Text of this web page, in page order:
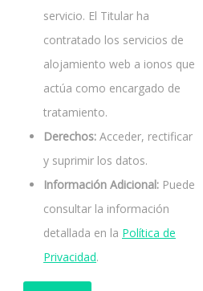
servicio. El Titular ha
contratado los servicios de
alojamiento web a ionos que
actúa como encargado de
tratamiento.
Derechos: Acceder, rectificar
y suprimir los datos.
Información Adicional: Puede
consultar la información
detallada en la Política de
Privacidad.